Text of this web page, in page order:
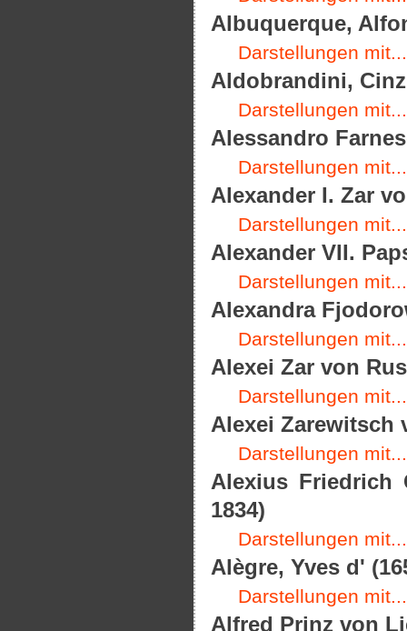
Albuquerque,
Darstellungen mit...
Aldobrandini,
Darstellungen mit...
Alessandro
Darstellungen mit...
Alexander I. Zar
Darstellungen mit...
Alexander VII.
Darstellungen mit...
Alexandra
Darstellungen mit...
Alexei Zar von
Darstellungen mit...
Alexei Zarewitsch
Darstellungen mit...
Alexius Friedrich
1834)
Darstellungen mit...
Alègre, Yves d'
Darstellungen mit...
Alfred Prinz von